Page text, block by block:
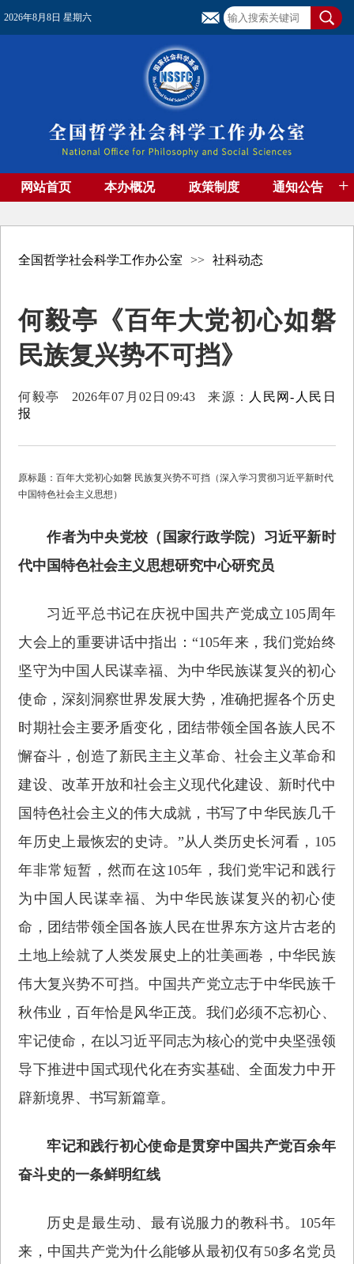
2026年8月8日 星期六
网站首页 本办概况 政策制度 通知公告 +
全国哲学社会科学工作办公室 >> 社科动态
何毅亭《百年大党初心如磐
民族复兴势不可挡》
何毅亭 2026年07月02日09:43 来源：
人民网-人民日
报
原标题：百年大党初心如磐 民族复兴势不可挡（深入学习贯彻习近平新时代
中国特色社会主义思想）
作者为中央党校（国家行政学院）习近平新时
代中国特色社会主义思想研究中心研究员
习近平总书记在庆祝中国共产党成立105周年
大会上的重要讲话中指出：“105年来，我们党始终
坚守为中国人民谋幸福、为中华民族谋复兴的初心
使命，深刻洞察世界发展大势，准确把握各个历史
时期社会主要矛盾变化，团结带领全国各族人民不
懈奋斗，创造了新民主主义革命、社会主义革命和
建设、改革开放和社会主义现代化建设、新时代中
国特色社会主义的伟大成就，书写了中华民族几千
年历史上最恢宏的史诗。”从人类历史长河看，105
年非常短暂，然而在这105年，我们党牢记和践行
为中国人民谋幸福、为中华民族谋复兴的初心使
命，团结带领全国各族人民在世界东方这片古老的
土地上绘就了人类发展史上的壮美画卷，中华民族
伟大复兴势不可挡。中国共产党立志于中华民族千
秋伟业，百年恰是风华正茂。我们必须不忘初心、
牢记使命，在以习近平同志为核心的党中央坚强领
导下推进中国式现代化在夯实基础、全面发力中开
辟新境界、书写新篇章。
牢记和践行初心使命是贯穿中国共产党百余年
奋斗史的一条鲜明红线
历史是最生动、最有说服力的教科书。105年
来，中国共产党为什么能够从最初仅有50多名党员